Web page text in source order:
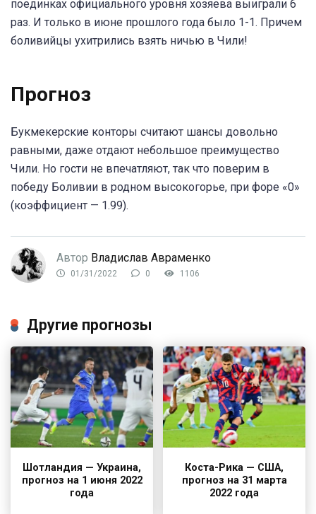
поединках официального уровня хозяева выиграли 6
раз. И только в июне прошлого года было 1-1. Причем
боливийцы ухитрились взять ничью в Чили!
Прогноз
Букмекерские конторы считают шансы довольно
равными, даже отдают небольшое преимущество
Чили. Но гости не впечатляют, так что поверим в
победу Боливии в родном высокогорье, при форе «0»
(коэффициент — 1.99).
Автор Владислав Авраменко
01/31/2022 0 1106
Другие прогнозы
Шотландия — Украина,
прогноз на 1 июня 2022
года
Коста-Рика — США,
прогноз на 31 марта
2022 года